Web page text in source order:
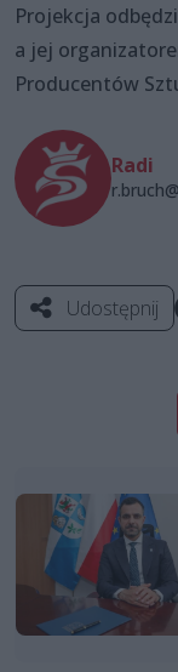
Projekcja
a jej
Producentów
Radi
Udostępnij